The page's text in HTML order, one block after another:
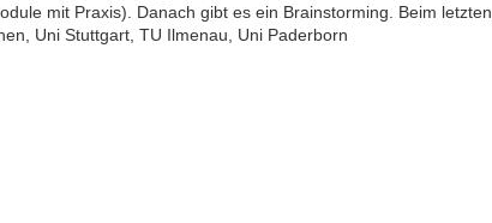
mit Praxis). Danach gibt es ein Brainstorming. Beim letzten
Uni Stuttgart, TU Ilmenau, Uni Paderborn